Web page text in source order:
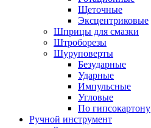
Щеточные
Эксцентриковые
Шприцы для смазки
Штроборезы
Шуруповерты
Безударные
Ударные
Импульсные
Угловые
По гипсокартону
Ручной инструмент